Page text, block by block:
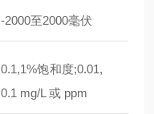
-2000至2000毫伏
0.1,1%饱和度;0.01,
0.1 mg/L 或 ppm